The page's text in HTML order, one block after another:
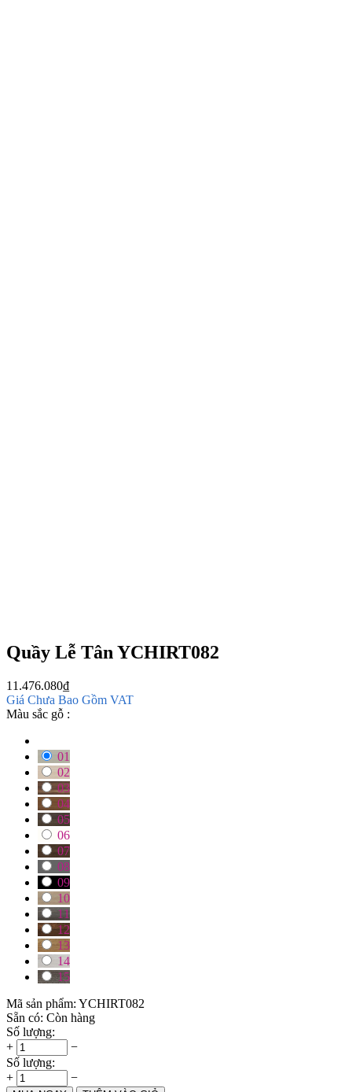
Quầy Lễ Tân YCHIRT082
11.476.080₫
Giá Chưa Bao Gồm VAT
Màu sắc gỗ :
01
02
03
04
05
06
07
08
09
10
11
12
13
14
15
Mã sản phẩm: YCHIRT082
Sẵn có: Còn hàng
Số lượng:
+
−
Số lượng:
+
−